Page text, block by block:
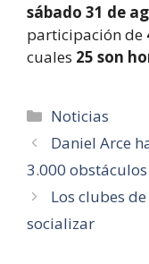
sábado 31 de
participación de
cuales 25 son
Categorías
Noticias
Daniel Arce
3.000 obstáculos
Los clubes
socializar